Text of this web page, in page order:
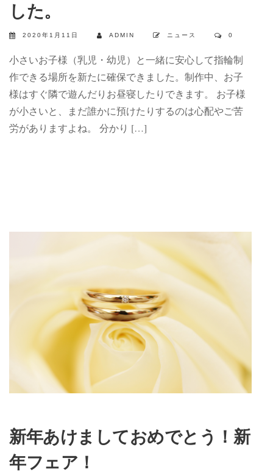
した。
2020年1月11日 ADMIN ニュース 0
小さいお子様（乳児・幼児）と一緒に安心して指輪制
作できる場所を新たに確保できました。制作中、お子
様はすぐ隣で遊んだりお昼寝したりできます。 お子様
が小さいと、まだ誰かに預けたりするのは心配やご苦
労がありますよね。 分かり […]
新年あけましておめでとう！新
年フェア！